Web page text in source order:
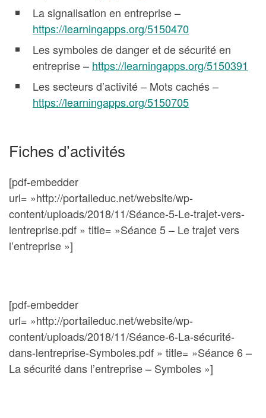
La signalisation en entreprise –
https://learningapps.org/5150470
Les symboles de danger et de sécurité en
entreprise – https://learningapps.org/5150391
Les secteurs d’activité – Mots cachés –
https://learningapps.org/5150705
Fiches d’activités
[pdf-embedder
url= »http://portaileduc.net/website/wp-
content/uploads/2018/11/Séance-5-Le-trajet-vers-
lentreprise.pdf » title= »Séance 5 – Le trajet vers
l’entreprise »]
[pdf-embedder
url= »http://portaileduc.net/website/wp-
content/uploads/2018/11/Séance-6-La-sécurité-
dans-lentreprise-Symboles.pdf » title= »Séance 6 –
La sécurité dans l’entreprise – Symboles »]